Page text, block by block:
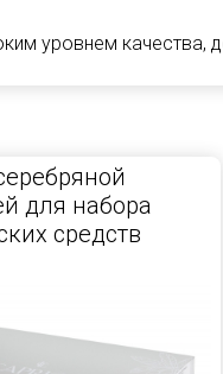
уровнем качества,
для набора
средств